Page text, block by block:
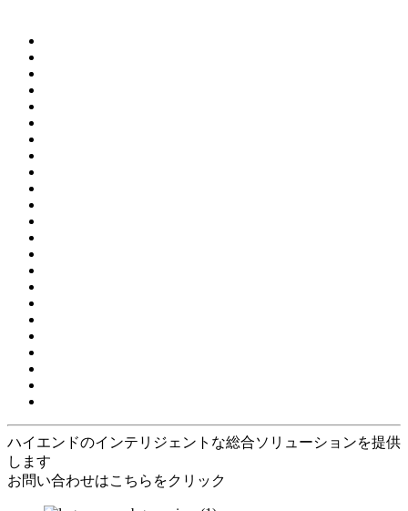
ハイエンドのインテリジェントな総合ソリューションを提供
します
お問い合わせはこちらをクリック